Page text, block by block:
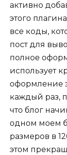
активно
этого
все коды,
пост для
полное
использует
оформление
каждый раз,
что блог
одном моем
размеров в
этом